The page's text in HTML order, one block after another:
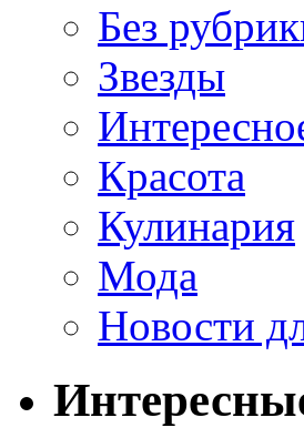
Без
Звезды
Красота
Кулинария
Мода
Новости